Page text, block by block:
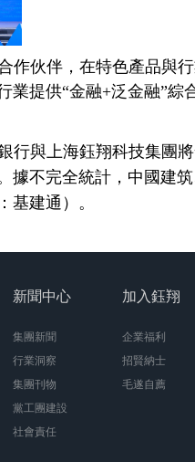
作伙伴，在特色產品與
業提供“金融+泛金融”綜
行與上海鈺翔科技集團
據不完全統計，中國建
基建通）。
新聞中心
集團新聞
行業洞察
集團刊物
黨工團建設
社會責任
加入鈺翔
企業福利
招賢納士
毛遂自薦